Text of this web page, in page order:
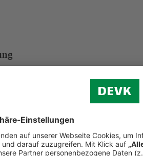
Krankenversicherung e. V. Dieser
Anspruch nehmen. Dies setzt u. a.
aus dem deutschen Telefonnetz)